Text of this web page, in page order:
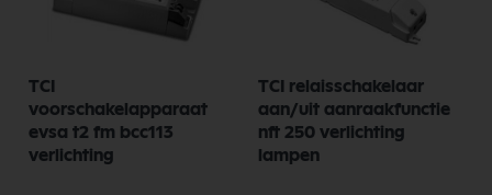
TCI
voorschakelapparaat
evsa t2 fm bcc113
verlichting
TCI relaisschakelaar
aan/uit aanraakfunctie
nft 250 verlichting
lampen